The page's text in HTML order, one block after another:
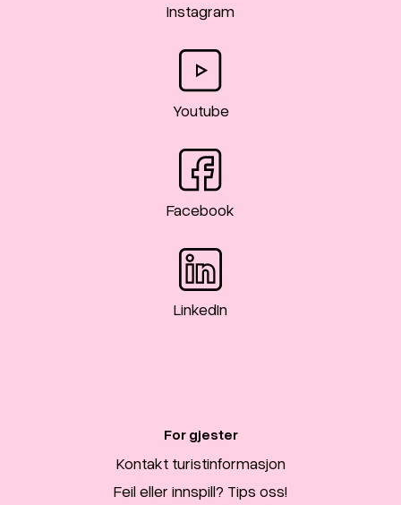
Instagram
Youtube
Facebook
LinkedIn
For gjester
Kontakt turistinformasjon
Feil eller innspill? Tips oss!